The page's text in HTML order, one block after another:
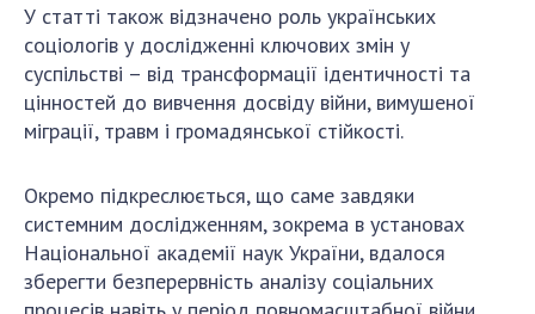
Відкрита наука в НАН України
Підготовка наукових кадрів
Робота з молоддю
МІЖНАРОДНЕ СПІВРОБІТНИЦТВО
Членство в міжнародних організаціях
Міжнародні угоди
Міжнародні програми та конкурси
У статті також відзначено роль українських
соціологів у дослідженні ключових змін у
суспільстві – від трансформації ідентичності та
цінностей до вивчення досвіду війни, вимушеної
міграції, травм і громадянської стійкості.
Окремо підкреслюється, що саме завдяки
системним дослідженням, зокрема в установах
Національної академії наук України, вдалося
зберегти безперервність аналізу соціальних